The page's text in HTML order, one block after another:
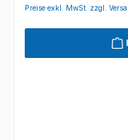
Preise exkl. MwSt. zzgl.